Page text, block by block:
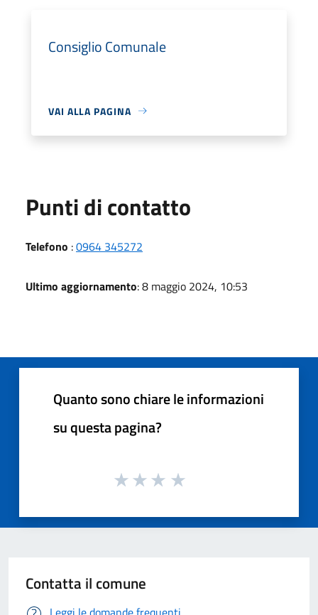
Consiglio Comunale
VAI ALLA PAGINA
Punti di contatto
Telefono :0964 345272
Ultimo aggiornamento: 8 maggio 2024, 10:53
Quanto sono chiare le informazioni
su questa pagina?
Contatta il comune